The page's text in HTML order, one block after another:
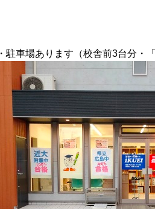
・駐車場あります（校舎前3台分・